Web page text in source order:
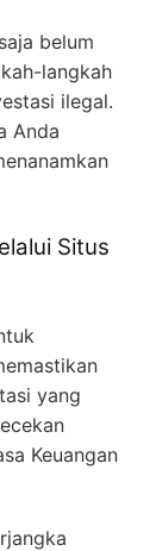
belum
langkah
ilegal.
Anda
Situs
yang
Keuangan